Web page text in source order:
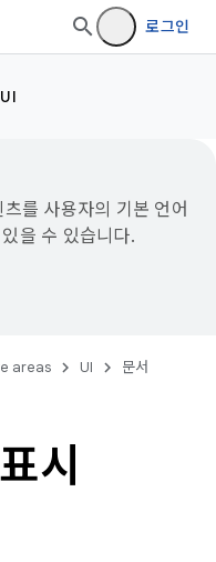
로그인
UI
를 사용자의 기본 언어
을 수 있습니다.
areas UI 문서
시